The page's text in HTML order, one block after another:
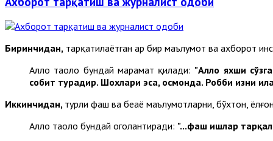
Биринчидан, тарқатилаётган ҳар бир маълумот ва ахборот
Аллоҳ таоло бундай марҳамат қилади: "Аллоҳ яхши
собит турадир. Шохлари эса, осмонда. Робби изни
Иккинчидан, турли фаҳш ва беҳаё маълумотларни, бўхтон,
Аллоҳ таоло бундай огоҳлантиради: "...фаҳш ишлар